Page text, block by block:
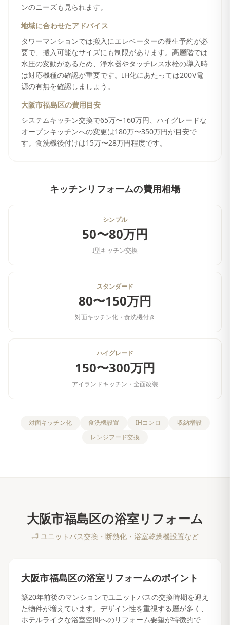
ンのニーズも見られます。
地域に合わせたアドバイス
タワーマンションでは搬入にエレベーターの養生予約が必
要で、搬入可能なサイズにも制限があります。高層階では
水圧の変動があるため、浄水器やタッチレス水栓の導入時
は対応機種の確認が重要です。IH化にあたっては200V電
源の有無を確認しましょう。
大阪市福島区の費用目安
システムキッチン交換で65万〜160万円、ハイグレードな
オープンキッチンへの変更は180万〜350万円が目安で
す。食洗機後付けは15万〜28万円程度です。
キッチンリフォームの費用相場
シンプル
50〜80万円
I型キッチン交換
スタンダード
80〜150万円
対面キッチン化・食洗機付き
ハイグレード
150〜300万円
アイランドキッチン・全面改装
対面キッチン化 食洗機設置 IHコンロ
収納増設
レンジフード交換
大阪市福島区の浴室リフォーム
🛁 ユニットバス交換・断熱化・浴室乾燥機設置など
大阪市福島区の浴室リフォームのポイント
築20年前後のマンションでユニットバスの交換時期を迎え
た物件が増えています。デザイン性を重視する層が多く、
ホテルライクな浴室空間へのリフォーム要望が特徴的で